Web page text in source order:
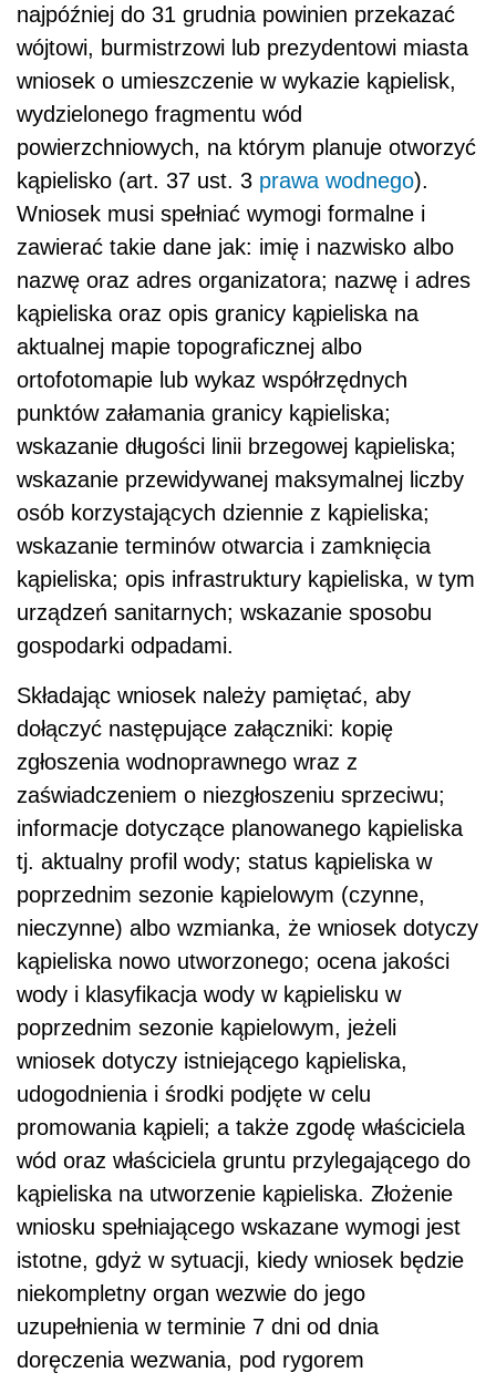
najpóźniej do 31 grudnia powinien przekazać
wójtowi, burmistrzowi lub prezydentowi miasta
wniosek o umieszczenie w wykazie kąpielisk,
wydzielonego fragmentu wód
powierzchniowych, na którym planuje otworzyć
kąpielisko (art. 37 ust. 3 prawa wodnego).
Wniosek musi spełniać wymogi formalne i
zawierać takie dane jak: imię i nazwisko albo
nazwę oraz adres organizatora; nazwę i adres
kąpieliska oraz opis granicy kąpieliska na
aktualnej mapie topograficznej albo
ortofotomapie lub wykaz współrzędnych
punktów załamania granicy kąpieliska;
wskazanie długości linii brzegowej kąpieliska;
wskazanie przewidywanej maksymalnej liczby
osób korzystających dziennie z kąpieliska;
wskazanie terminów otwarcia i zamknięcia
kąpieliska; opis infrastruktury kąpieliska, w tym
urządzeń sanitarnych; wskazanie sposobu
gospodarki odpadami.
Składając wniosek należy pamiętać, aby
dołączyć następujące załączniki: kopię
zgłoszenia wodnoprawnego wraz z
zaświadczeniem o niezgłoszeniu sprzeciwu;
informacje dotyczące planowanego kąpieliska
tj. aktualny profil wody; status kąpieliska w
poprzednim sezonie kąpielowym (czynne,
nieczynne) albo wzmianka, że wniosek dotyczy
kąpieliska nowo utworzonego; ocena jakości
wody i klasyfikacja wody w kąpielisku w
poprzednim sezonie kąpielowym, jeżeli
wniosek dotyczy istniejącego kąpieliska,
udogodnienia i środki podjęte w celu
promowania kąpieli; a także zgodę właściciela
wód oraz właściciela gruntu przylegającego do
kąpieliska na utworzenie kąpieliska. Złożenie
wniosku spełniającego wskazane wymogi jest
istotne, gdyż w sytuacji, kiedy wniosek będzie
niekompletny organ wezwie do jego
uzupełnienia w terminie 7 dni od dnia
doręczenia wezwania, pod rygorem